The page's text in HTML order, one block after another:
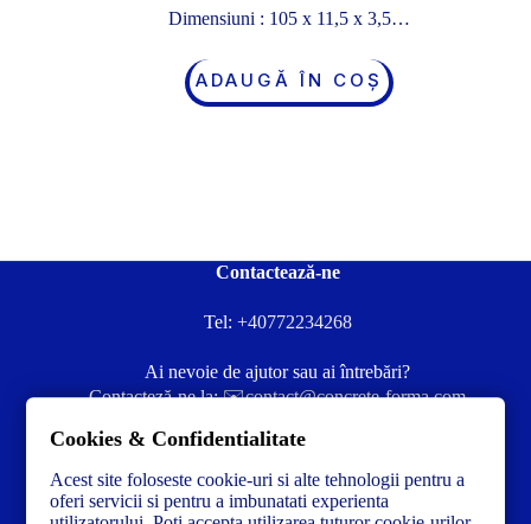
Dimensiuni : 105 x 11,5 x 3,5…
ADAUGĂ ÎN COȘ
Contactează-ne
Tel: +40772234268
Ai nevoie de ajutor sau ai întrebări?
Contacteză-ne la:✉️contact@concrete-forma.com
Cookies & Confidentialitate
Acest site foloseste cookie-uri si alte tehnologii pentru a
oferi servicii si pentru a imbunatati experienta